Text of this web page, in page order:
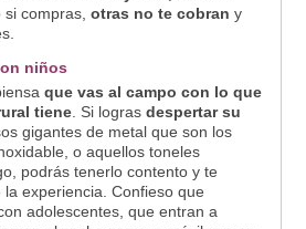
compras, otras no te cobran y
niños
que vas al campo con lo que
tiene. Si logras despertar su
gigantes de metal que son los
o aquellos toneles
podrás tenerlo contento y te
experiencia. Confieso que
adolescentes, que entran a